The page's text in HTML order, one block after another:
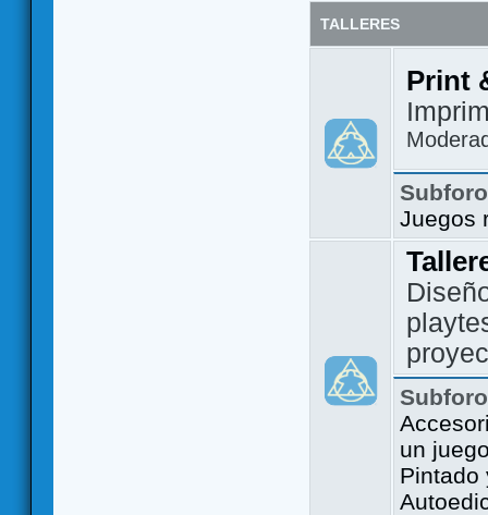
TALLERES
Print
Juegos
un
Pintado